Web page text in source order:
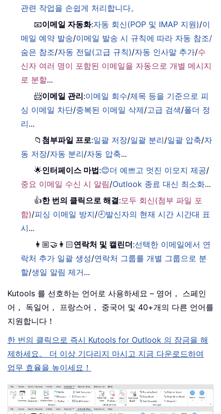
관련 작업을 손쉽게 처리합니다。
📧이메일 자동화:자동 회신(POP 및 IMAP 지원)/이
메일 예약 발송/이메일 발송 시 규칙에 따라 자동 참조/
숨은 참조/자동 전달(고급 규칙)/자동 인사말 추가/수
신자 여러 명이 포함된 이메일을 자동으로 개별 메시지
로 분할...
📨이메일 관리:이메일 회수/제목 등을 기준으로 피
싱 이메일 차단/중복된 이메일 삭제/고급 검색/폴더 정
리...
📁 첨부파일 프로:일괄 저장/일괄 분리/일괄 압축/자
동 저장/자동 분리/자동 압축...
🌟인터페이스 마법:😊더 예쁘고 멋진 이모지 제공/
중요 이메일 수신 시 알림/Outlook 종료 대신 최소화...
👍한 번의 클릭으로 해결:모두 회신(첨부 파일 포
함)/피싱 이메일 방지/🕘발신자의 현재 시간 시간대 표
시...
👩🏼‍🤝‍👩🏻연락처 및 캘린더:선택한 이메일에서 연
락처 추가 일괄 생성/연락처 그룹를 개별 그룹으로 분
할/생일 알림 제거...
Kutools 를 선호하는 언어로 사용하세요 – 영어， 스페인
어， 독일어， 프랑스어， 중국어 및 40+개의 다른 언어를
지원합니다！
한 번의 클릭으로 즉시 Kutools for Outlook 의 잠금을 해
제하세요。 더 이상 기다리지 마시고 지금 다운로드하여
업무 효율을 높이세요！